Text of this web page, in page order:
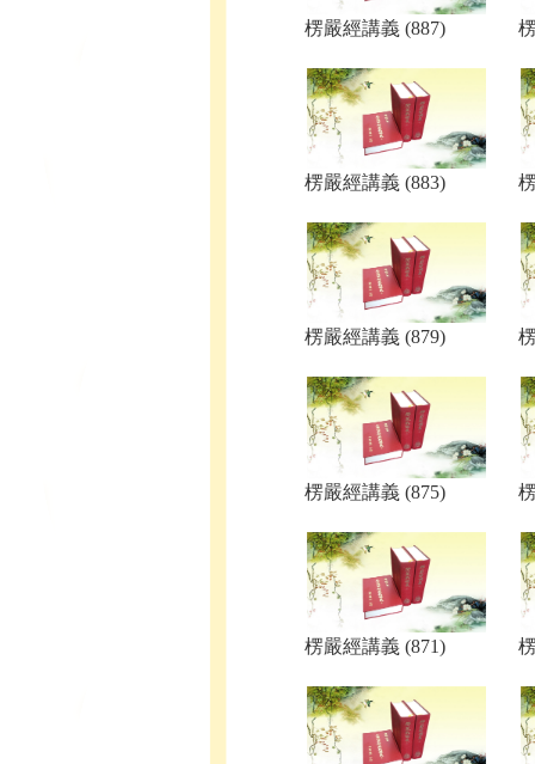
楞嚴經講義 (887)
楞嚴經講義 (883)
楞嚴經講義 (879)
楞嚴經講義 (875)
楞嚴經講義 (871)